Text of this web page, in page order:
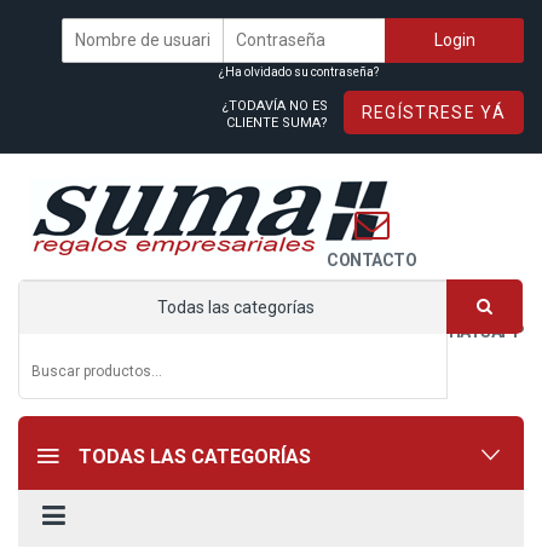
¿Ha olvidado su contraseña?
¿TODAVÍA NO ES
CLIENTE SUMA?
REGÍSTRESE YÁ
WHATSAPP
CONTACTO
Todas las categorías
TODAS LAS CATEGORÍAS